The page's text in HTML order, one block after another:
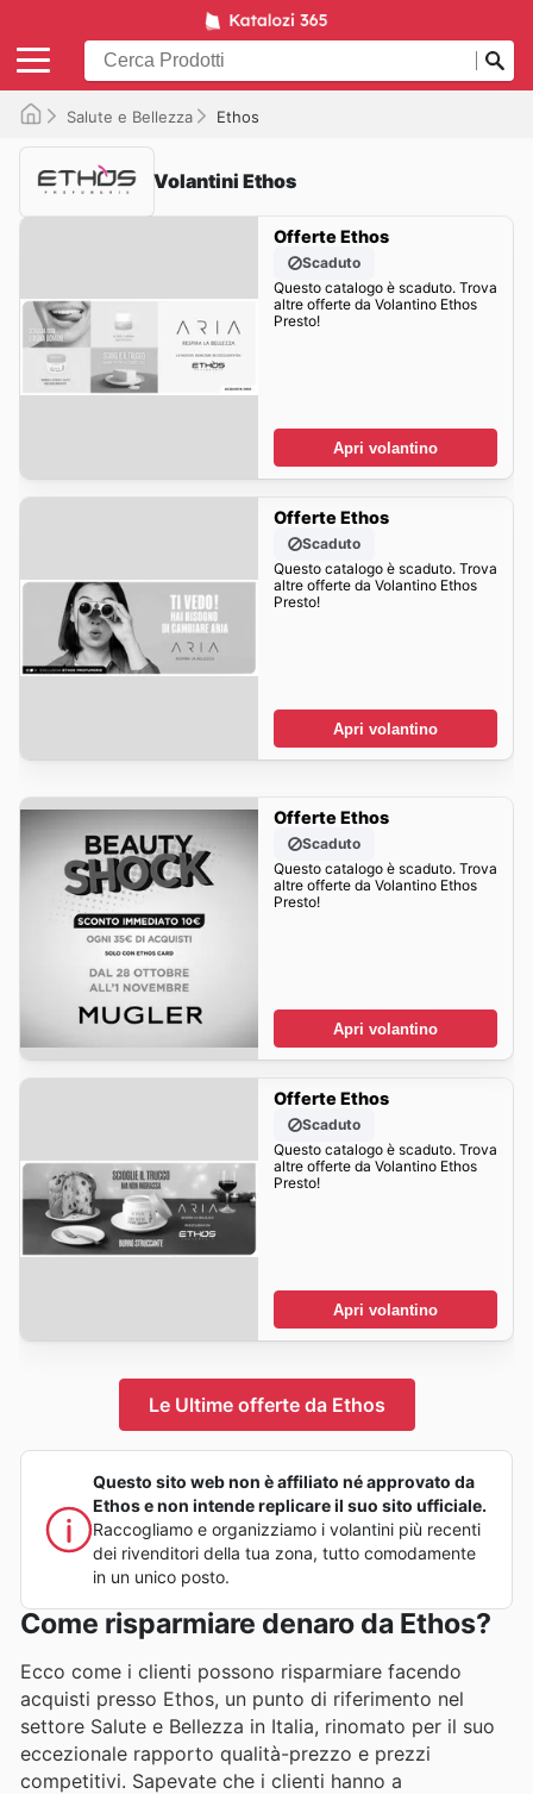
Salute e Bellezza Ethos
Volantini Ethos
Offerte Ethos
Scaduto
Questo catalogo è scaduto. Trova
altre offerte da Volantino Ethos
Presto!
Apri volantino
Offerte Ethos
Scaduto
Questo catalogo è scaduto. Trova
altre offerte da Volantino Ethos
Presto!
Apri volantino
Offerte Ethos
Scaduto
Questo catalogo è scaduto. Trova
altre offerte da Volantino Ethos
Presto!
Apri volantino
Offerte Ethos
Scaduto
Questo catalogo è scaduto. Trova
altre offerte da Volantino Ethos
Presto!
Apri volantino
Le Ultime offerte da Ethos
Questo sito web non è affiliato né approvato da
Ethos e non intende replicare il suo sito ufficiale.
Raccogliamo e organizziamo i volantini più recenti
dei rivenditori della tua zona, tutto comodamente
in un unico posto.
Come risparmiare denaro da Ethos?
Ecco come i clienti possono risparmiare facendo
acquisti presso Ethos, un punto di riferimento nel
settore Salute e Bellezza in Italia, rinomato per il suo
eccezionale rapporto qualità-prezzo e prezzi
competitivi. Sapevate che i clienti hanno a